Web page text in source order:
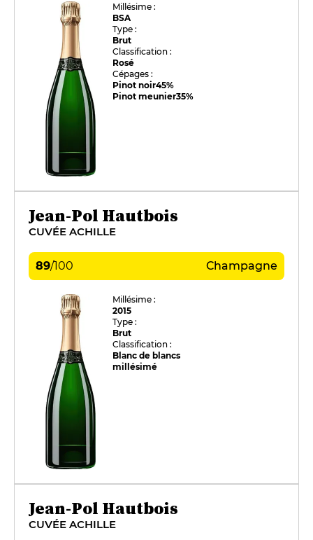
Millésime :
BSA
Type :
Brut
Classification :
Rosé
Cépages :
Pinot noir45%
Pinot meunier35%
Jean-Pol Hautbois
CUVÉE ACHILLE
89/100 Champagne
Millésime :
2015
Type :
Brut
Classification :
Blanc de blancs
millésimé
Jean-Pol Hautbois
CUVÉE ACHILLE